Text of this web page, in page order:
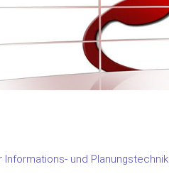
Informations- und Planungstechnik